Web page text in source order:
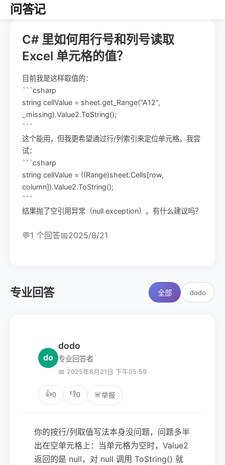
问答记
C# 里如何用行号和列号读取
Excel 单元格的值？
目前我是这样取值的：
```csharp
string cellValue = sheet.get_Range("A12",
_missing).Value2.ToString();
```
这个能用，但我更希望通过行/列索引来定位单元格。我尝
试：
```csharp
string cellValue = ((Range)sheet.Cells[row,
column]).Value2.ToString();
```
结果抛了空引用异常（null exception）。有什么建议吗？
💬1 个回答📅2025/8/21
专业回答 全部 dodo
do
dodo
专业回答者
📅 2025年8月21日 下午05:59
👍0 👎0 🚨举报
你的按行/列取值写法本身没问题，问题多半
出在空单元格上：当单元格为空时，Value2
返回的是 null，对 null 调用 ToString() 就